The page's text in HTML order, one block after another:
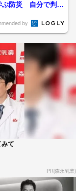
ぶ防災 自分で判断
by
て
PR(森永乳業)